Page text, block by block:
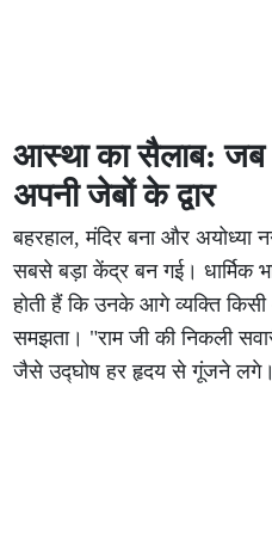
आस्था का सैलाब: जब
अपनी जेबों के द्वार
बहरहाल, मंदिर बना और
सबसे बड़ा केंद्र बन गई। धार्मिक
होती हैं कि उनके आगे व्यक्ति
समझता। "राम जी की निकली
जैसे उद्घोष हर हृदय से गूंजने लगे।